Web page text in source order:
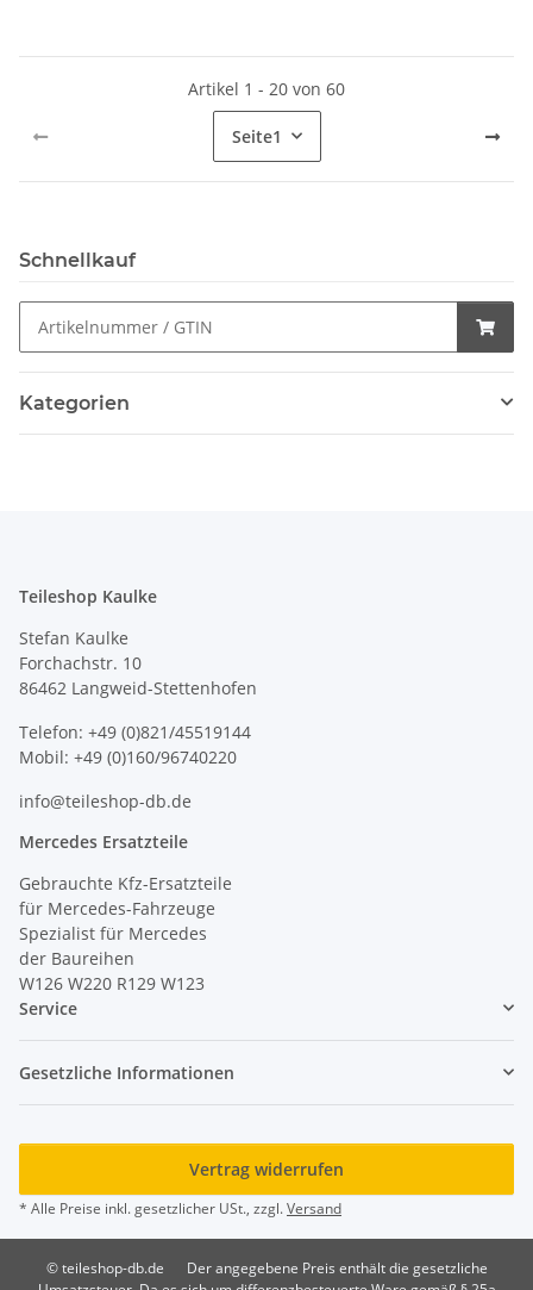
Artikel 1 - 20 von 60
Seite1
Schnellkauf
Kategorien
Teileshop Kaulke
Stefan Kaulke
Forchachstr. 10
86462 Langweid-Stettenhofen
Telefon: +49 (0)821/45519144
Mobil: +49 (0)160/96740220
info@teileshop-db.de
Mercedes Ersatzteile
Gebrauchte Kfz-Ersatzteile
für Mercedes-Fahrzeuge
Spezialist für Mercedes
der Baureihen
W126 W220 R129 W123
Service
Gesetzliche Informationen
Vertrag widerrufen
* Alle Preise inkl. gesetzlicher USt., zzgl.Versand
© teileshop-db.de
Der angegebene Preis enthält die gesetzliche